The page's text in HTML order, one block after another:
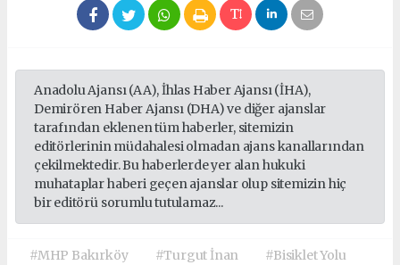
Anadolu Ajansı (AA), İhlas Haber Ajansı (İHA),
Demirören Haber Ajansı (DHA) ve diğer ajanslar
tarafından eklenen tüm haberler, sitemizin
editörlerinin müdahalesi olmadan ajans kanallarından
çekilmektedir. Bu haberlerde yer alan hukuki
muhataplar haberi geçen ajanslar olup sitemizin hiç
bir editörü sorumlu tutulamaz...
#MHP Bakırköy #Turgut İnan
#Bisiklet Yolu